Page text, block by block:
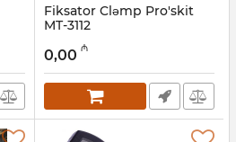
Fiksator Cləmp Pro'skit
MT-3112
027001083
0,00 ₼